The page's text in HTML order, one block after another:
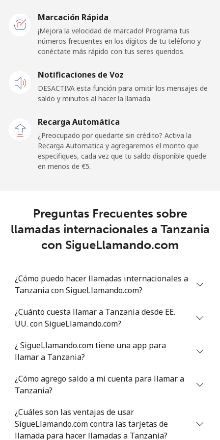
Togo
Línea fija ⁦28.9¢⁩ 34 min por ⁦€10⁩ -
Tokelau
country
⁦152.5¢⁩
Tonga
Trinidad And Tobago
Celular ⁦13.9¢⁩ 71 min por ⁦€10⁩
Celular ⁦69.5¢⁩
Turkey
Línea fija ⁦3¢⁩
Celular ⁦19.5¢⁩ 51 min por ⁦€10⁩
Marcación Rápida
¡Mejora la velocidad de marcado! Programa tus
números frecuentes en los dígitos de tu teléfono y
conéctate más rápido con tus seres queridos.
Notificaciones de Voz
DESACTIVA esta función para omitir los mensajes de
saldo y minutos al hacer la llamada.
Recarga Automática
¿Preocupado por quedarte sin crédito? Activa la
Recarga Automatica y agregaremos el monto que
especifiques, cada vez que tu saldo disponible quede
en menos de ⁦€5⁩.
Preguntas Frecuentes sobre
llamadas internacionales a Tanzania
con SigueLlamando.com
¿Cómo puedo hacer llamadas internacionales a
Tanzania con SigueLlamando.com?
¿Cuánto cuesta llamar a Tanzania desde EE.
UU. con SigueLlamando.com?
¿ SigueLlamando.com tiene una app para
llamar a Tanzania?
¿Cómo agrego saldo a mi cuenta para llamar a
Tanzania?
¿Cuáles son las ventajas de usar
SigueLlamando.com contra las tarjetas de
llamada para hacer llamadas a Tanzania?